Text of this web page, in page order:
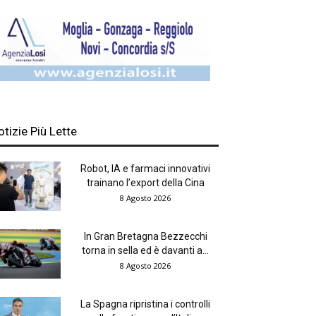
Più Lette
Robot, IA e farmaci innovativi
trainano l’export della Cina
8 Agosto 2026
In Gran Bretagna Bezzecchi
torna in sella ed è davanti a...
8 Agosto 2026
La Spagna ripristina i controlli